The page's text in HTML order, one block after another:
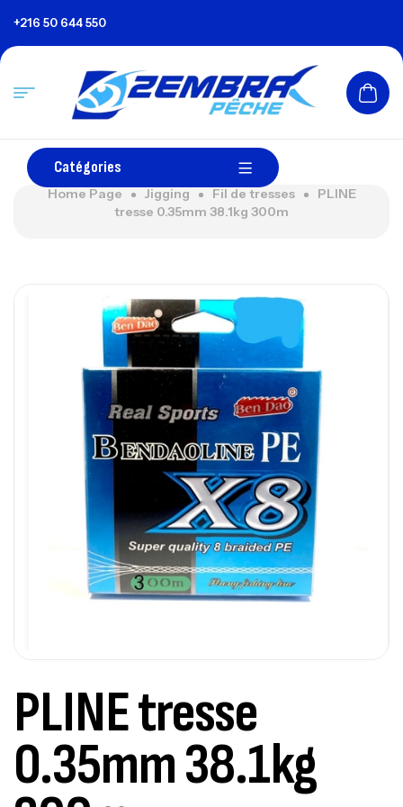
+216 50 644 550
Catégories
Home Page Jigging Fil de tresses
PLINE
tresse 0.35mm 38.1kg 300m
PLINE tresse
0.35mm 38.1kg